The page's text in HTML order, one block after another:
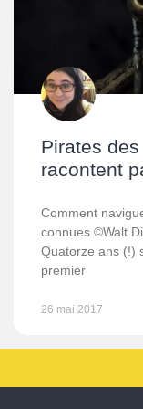
Pirates
racontent
Comment
connues ©Walt
Quatorze ans (!)
premier
26 mai 2017